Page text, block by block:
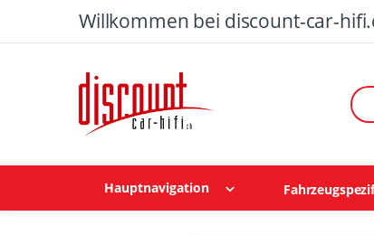
Willkommen bei discount-car-
Hauptnavigation